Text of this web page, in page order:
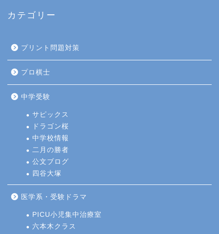
カテゴリー
プリント問題対策
プロ棋士
中学受験
サピックス
ドラゴン桜
中学校情報
二月の勝者
公文ブログ
四谷大塚
医学系・受験ドラマ
PICU小児集中治療室
六本木クラス